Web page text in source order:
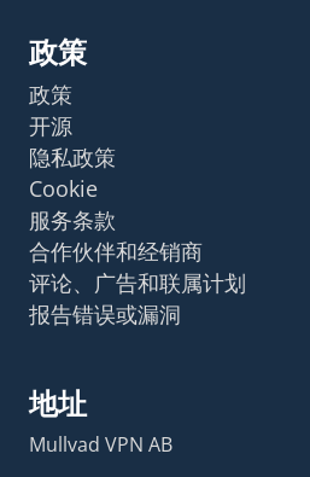
政策
政策
开源
隐私政策
Cookie
服务条款
合作伙伴和经销商
评论、广告和联属计划
报告错误或漏洞
地址
Mullvad VPN AB